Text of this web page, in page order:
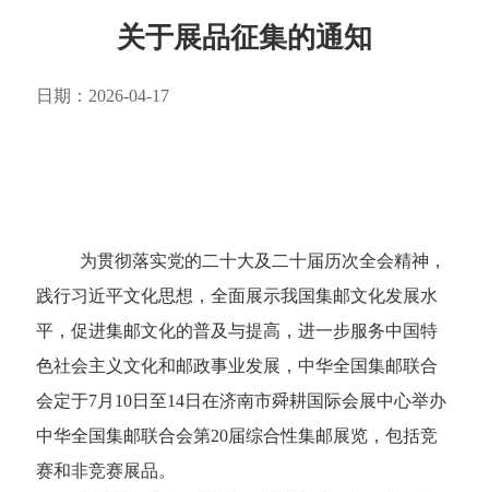
关于展品征集的通知
日期：2026-04-17
为贯彻落实党的二十大及二十届历次全会精神，
践行习近平文化思想，全面展示我国集邮文化发展水
平，促进集邮文化的普及与提高，进一步服务中国特
色社会主义文化和邮政事业发展，中华全国集邮联合
会定于7月10日至14日在济南市舜耕国际会展中心举办
中华全国集邮联合会第20届综合性集邮展览，包括竞
赛和非竞赛展品。